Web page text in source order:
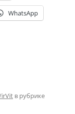
WhatsApp
в рубрике